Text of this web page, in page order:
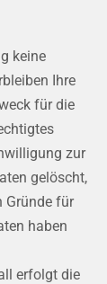
keine
Ihre
für die
zur
gelöscht,
Gründe für
haben
erfolgt die